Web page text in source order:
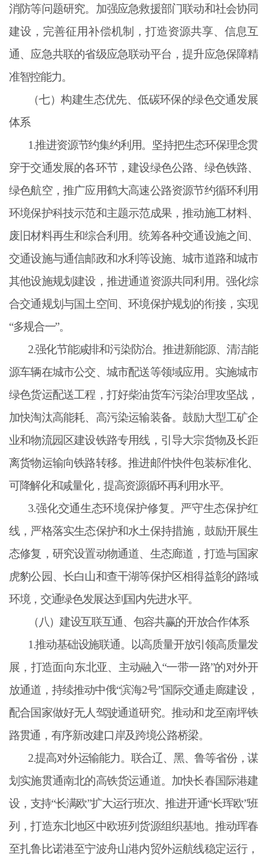
消防等问题研究。加强应急救援部门联动和社会协同
建设，完善征用补偿机制，打造资源共享、信息互
通、应急共联的省级应急联动平台，提升应急保障精
准智控能力。
（七）构建生态优先、低碳环保的绿色交通发展
体系
1.推进资源节约集约利用。坚持把生态环保理念贯
穿于交通发展的各环节，建设绿色公路、绿色铁路、
绿色航空，推广应用鹤大高速公路资源节约循环利用
环境保护科技示范和主题示范成果，推动施工材料、
废旧材料再生和综合利用。统筹各种交通设施之间、
交通设施与通信邮政和水利等设施、城市道路和城市
其他设施规划建设，推进通道资源共同利用。强化综
合交通规划与国土空间、环境保护规划的衔接，实现
“多规合一”。
2.强化节能减排和污染防治。推进新能源、清洁能
源车辆在城市公交、城市配送等领域应用。实施城市
绿色货运配送工程，打好柴油货车污染治理攻坚战，
加快淘汰高能耗、高污染运输装备。鼓励大型工矿企
业和物流园区建设铁路专用线，引导大宗货物及长距
离货物运输向铁路转移。推进邮件快件包装标准化、
可降解化和减量化，提高资源循环再利用水平。
3.强化交通生态环境保护修复。严守生态保护红
线，严格落实生态保护和水土保持措施，鼓励开展生
态修复，研究设置动物通道、生态廊道，打造与国家
虎豹公园、长白山和查干湖等保护区相得益彰的路域
环境，交通绿色发展达到国内先进水平。
（八）建设互联互通、包容共赢的开放合作体系
1.推动基础设施联通。以高质量开放引领高质量发
展，打造面向东北亚、主动融入“一带一路”的对外开
放通道，持续推动中俄“滨海2号”国际交通走廊建设，
配合国家做好无人驾驶通道研究。推动和龙至南坪铁
路贯通，有序新改建口岸及跨境公路桥梁。
2.提高对外运输能力。联合辽、黑、鲁等省份，谋
划实施贯通南北的高铁货运通道。加快长春国际港建
设，支持“长满欧”扩大运行班次、推进开通“长珲欧”班
列，打造东北地区中欧班列货源组织基地。推动珲春
至扎鲁比诺港至宁波舟山港内贸外运航线稳定运行，